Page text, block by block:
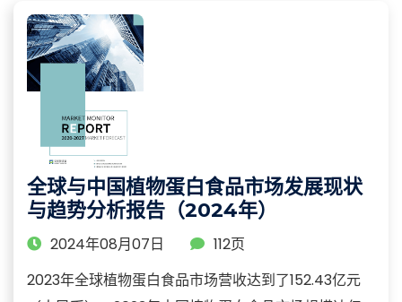
全球与中国植物蛋白食品市场发展现状
与趋势分析报告（2024年）
2024年08月07日
112页
2023年全球植物蛋白食品市场营收达到了152.43亿元